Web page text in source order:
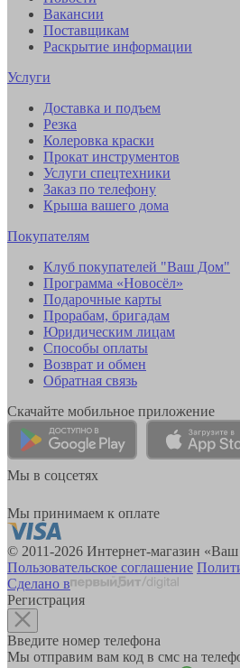
Вакансии
Поставщикам
Раскрытие информации
Услуги
Доставка и подъем
Резка
Колеровка краски
Прокат инструментов
Услуги спецтехники
Заказ по телефону
Крыша вашего дома
Покупателям
Клуб покупателей "Ваш Дом"
Программа «Новосёл»
Подарочные карты
Прорабам, бригадам
Юридическим лицам
Способы оплаты
Возврат и обмен
Обратная связь
Скачайте мобильное приложение
Мы в соцсетях
Мы принимаем к оплате
© 2011-2026 Интернет-магазин
Пользовательское соглашение
Сделано в
Регистрация
Введите номер телефона
Мы отправим вам код в смс на